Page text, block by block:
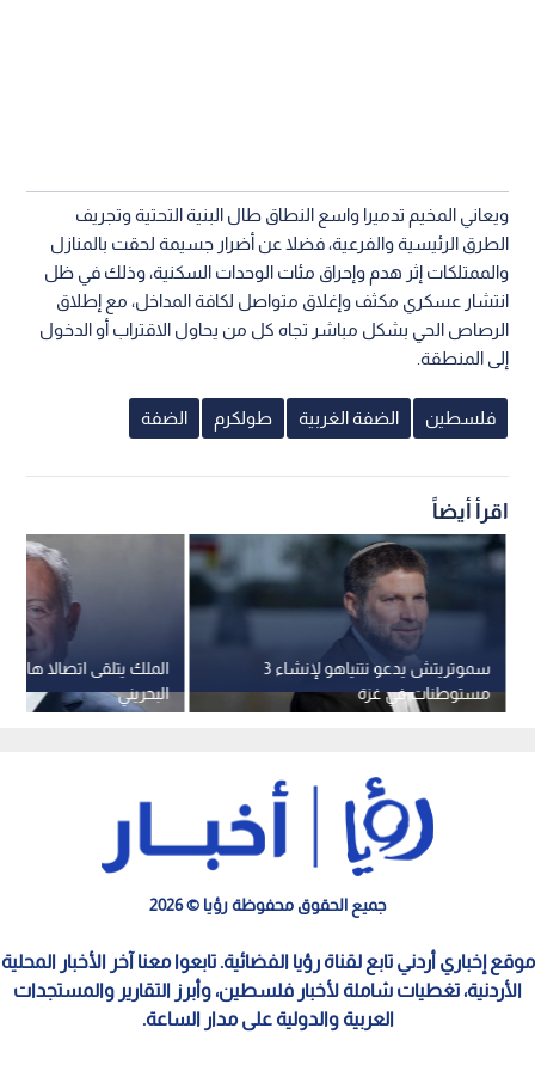
ويعاني المخيم تدميرا واسع النطاق طال البنية التحتية وتجريف
الطرق الرئيسية والفرعية، فضلا عن أضرار جسيمة لحقت بالمنازل
والممتلكات إثر هدم وإحراق مئات الوحدات السكنية، وذلك في ظل
انتشار عسكري مكثف وإغلاق متواصل لكافة المداخل، مع إطلاق
الرصاص الحي بشكل مباشر تجاه كل من يحاول الاقتراب أو الدخول
إلى المنطقة.
فلسطين الضفة الغربية طولكرم الضفة
اقرأ أيضاً
الملك يتلقى اتصالا
البحريني
سموتريتش يدعو نتنياهو لإنشاء 3
مستوطنات في غزة
جميع الحقوق محفوظة رؤيا © 2026
موقع إخباري أردني تابع لقناة رؤيا الفضائية. تابعوا معنا آخر الأخبار المحلية
الأردنية، تغطيات شاملة لأخبار فلسطين، وأبرز التقارير والمستجدات
العربية والدولية على مدار الساعة.